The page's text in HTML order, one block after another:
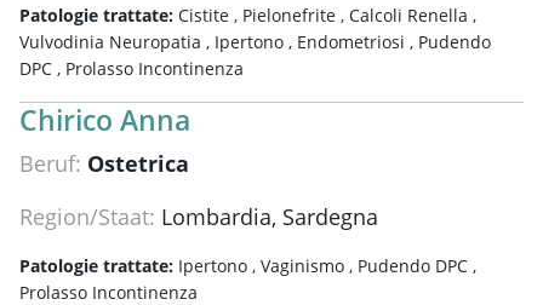
Patologie trattate: Cistite , Pielonefrite , Calcoli Renella ,
Vulvodinia Neuropatia , Ipertono , Endometriosi , Pudendo
DPC , Prolasso Incontinenza
Chirico Anna
Beruf: Ostetrica
Region/Staat: Lombardia, Sardegna
Patologie trattate: Ipertono , Vaginismo , Pudendo DPC ,
Prolasso Incontinenza